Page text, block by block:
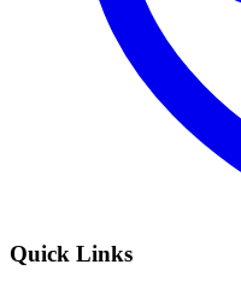
Quick Links